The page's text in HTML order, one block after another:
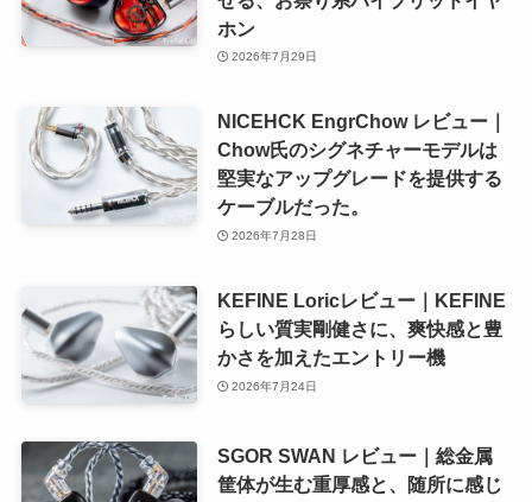
ホン
2026年7月29日
NICEHCK EngrChow レビュー｜
Chow氏のシグネチャーモデルは
堅実なアップグレードを提供する
ケーブルだった。
2026年7月28日
KEFINE Loricレビュー｜KEFINE
らしい質実剛健さに、爽快感と豊
かさを加えたエントリー機
2026年7月24日
SGOR SWAN レビュー｜総金属
筐体が生む重厚感と、随所に感じ